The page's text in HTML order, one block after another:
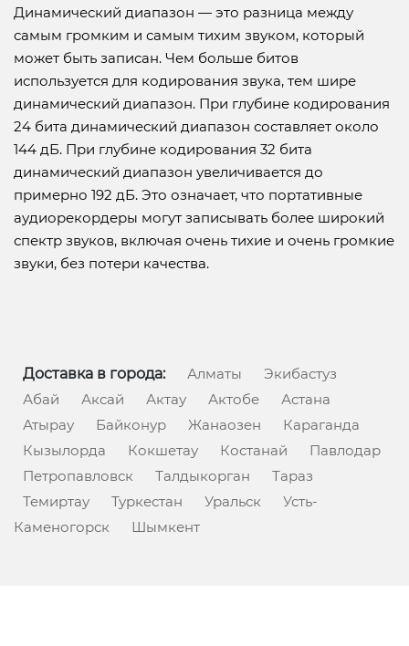
Динамический диапазон — это разница между
самым громким и самым тихим звуком, который
может быть записан. Чем больше битов
используется для кодирования звука, тем шире
динамический диапазон. При глубине кодирования
24 бита динамический диапазон составляет около
144 дБ. При глубине кодирования 32 бита
динамический диапазон увеличивается до
примерно 192 дБ. Это означает, что портативные
аудиорекордеры могут записывать более широкий
спектр звуков, включая очень тихие и очень громкие
звуки, без потери качества.
Доставка в города: Алматы
Экибастуз
Абай
Аксай Актау Актобе
Астана
Атырау
Байконур Жанаозен
Караганда
Кызылорда
Кокшетау Костанай
Павлодар
Петропавловск
Талдыкорган
Тараз
Темиртау
Туркестан Уральск
Усть-
Каменогорск
Шымкент